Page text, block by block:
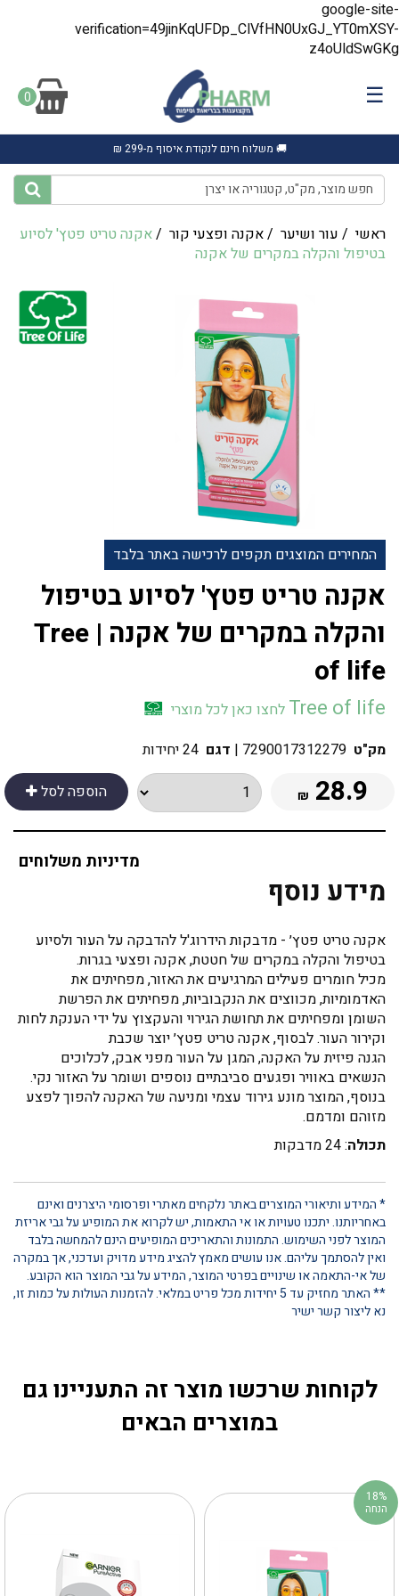
google-site-
verification=49jinKqUFDp_ClVfHN0UxGJ_YT0mXSY-
z4oUldSwGKg
☰
0
🚚 משלוח חינם לנקודת איסוף מ-299 ₪
ראשי / עור ושיער /אקנה ופצעי קור /אקנה טריט פטץ' לסיוע
בטיפול והקלה במקרים של אקנה
המחירים המוצגים תקפים לרכישה באתר בלבד
אקנה טריט פטץ' לסיוע בטיפול
והקלה במקרים של אקנה | Tree
of life
Tree of life לחצו כאן לכל מוצרי
מק"ט 7290017312279
| דגם 24 יחידות
הוספה לסל
28.9
₪
מדיניות משלוחים
מידע נוסף
אקנה טריט פטץ׳ - מדבקות הידרוג'ל להדבקה על העור ולסיוע
בטיפול והקלה במקרים של חטטת, אקנה ופצעי בגרות.
מכיל חומרים פעילים המרגיעים את האזור, מפחיתים את
האדמומיות, מכווצים את הנקבוביות, מפחיתים את הפרשת
השומן ומפחיתים את תחושת הגירוי והעקצוץ על ידי הענקת לחות
וקירור העור. לבסוף, אקנה טריט פטץ׳ יוצר שכבת
הגנה פיזית על האקנה, המגן על העור מפני אבק, לכלוכים
הנשאים באוויר ופגעים סביבתיים נוספים ושומר על האזור נקי.
בנוסף, המוצר מונע גירוד עצמי ומניעה של האקנה להפוך לפצע
מזוהם ומדמם.
תכולה: 24 מדבקות
* המידע ותיאורי המוצרים באתר נלקחים מאתרי ופרסומי היצרנים ואינם
באחריותנו. יתכנו טעויות או אי התאמות, יש לקרוא את המופיע על גבי אריזת
המוצר לפני השימוש. התמונות והתאריכים המופיעים הינם להמחשה בלבד
ואין להסתמך עליהם. אנו עושים מאמץ להציג מידע מדויק ועדכני, אך במקרה
של אי-התאמה או שינויים בפרטי המוצר, המידע על גבי המוצר הוא הקובע.
** האתר מחזיק עד 5 יחידות מכל פריט במלאי. להזמנות העולות על כמות זו,
נא ליצור קשר ישיר
לקוחות שרכשו מוצר זה התעניינו גם
במוצרים הבאים
18%
הנחה